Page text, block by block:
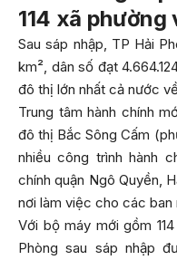
114 xã phường
Sau sáp nhập, TP Hải
km², dân số đạt
đô thị lớn nhất cả nước
Trung tâm hành chính
đô thị Bắc Sông Cấm
nhiều công trình hành
chính quận Ngô Quyền,
nơi làm việc cho các ban
Với bộ máy mới gồm
Phòng sau sáp nhập